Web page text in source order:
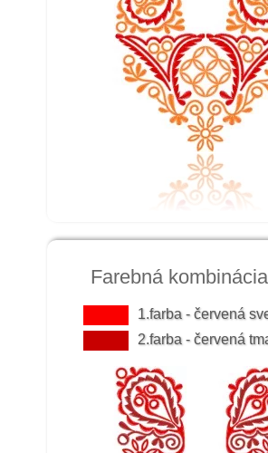
Farebná kombinácia
1.farba - červená
2.farba - červená